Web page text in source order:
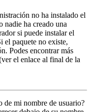
no ha instalado el
nadie ha creado una
si puede instalar el
el paquete no existe,
Podes encontrar más
el enlace al final de la
de mi nombre de usuario?